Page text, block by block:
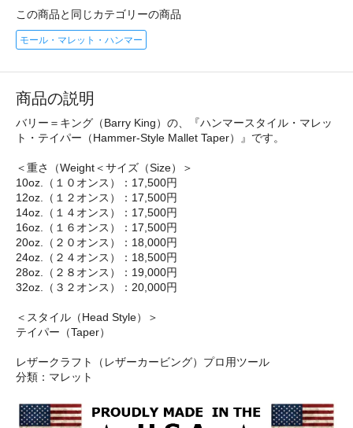
この商品と同じカテゴリーの商品
モール・マレット・ハンマー
商品の説明
バリー＝キング（Barry King）の、『ハンマースタイル・マレッ
ト・テイパー（Hammer-Style Mallet Taper）』です。
＜重さ（Weight＜サイズ（Size）＞
10oz.（１０オンス）：17,500円
12oz.（１２オンス）：17,500円
14oz.（１４オンス）：17,500円
16oz.（１６オンス）：17,500円
20oz.（２０オンス）：18,000円
24oz.（２４オンス）：18,500円
28oz.（２８オンス）：19,000円
32oz.（３２オンス）：20,000円
＜スタイル（Head Style）＞
テイパー（Taper）
レザークラフト（レザーカービング）プロ用ツール
分類：マレット